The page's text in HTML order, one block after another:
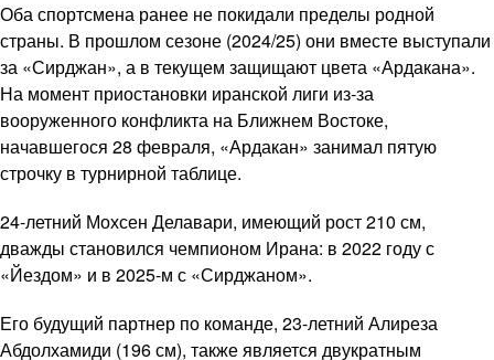
Оба спортсмена ранее не покидали пределы родной
страны. В прошлом сезоне (2024/25) они вместе выступали
за «Сирджан», а в текущем защищают цвета «Ардакана».
На момент приостановки иранской лиги из-за
вооруженного конфликта на Ближнем Востоке,
начавшегося 28 февраля, «Ардакан» занимал пятую
строчку в турнирной таблице.
24-летний Мохсен Делавари, имеющий рост 210 см,
дважды становился чемпионом Ирана: в 2022 году с
«Йездом» и в 2025-м с «Сирджаном».
Его будущий партнер по команде, 23-летний Алиреза
Абдолхамиди (196 см), также является двукратным